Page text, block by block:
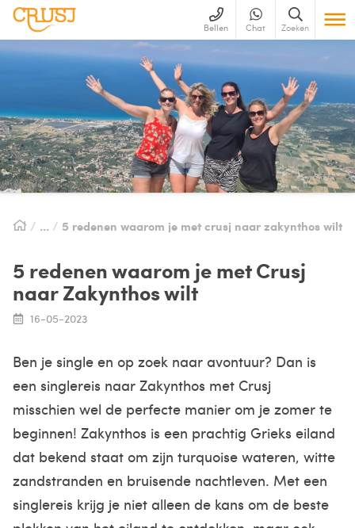
Bellen Chat Zoeken
5 redenen waarom je met crusj naar zakynthos wilt
5 redenen waarom je met Crusj
naar Zakynthos wilt
16-05-2023
Ben je single en op zoek naar avontuur? Dan is
een singlereis naar Zakynthos met Crusj
misschien wel de perfecte manier om je zomer te
beginnen! Zakynthos is een prachtig Grieks eiland
dat bekend staat om zijn turquoise wateren, witte
zandstranden en bruisende nachtleven. Met een
singlereis krijg je niet alleen de kans om de beste